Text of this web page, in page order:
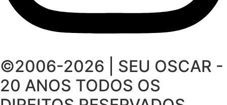
©2006-2026 | SEU OSCAR -
20 ANOS TODOS OS